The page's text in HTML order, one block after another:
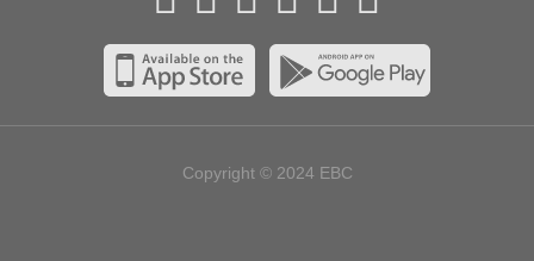
Copyright © 2024 EBC